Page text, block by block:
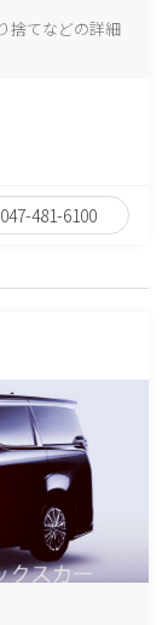
捨てなどの詳細
047-481-6100